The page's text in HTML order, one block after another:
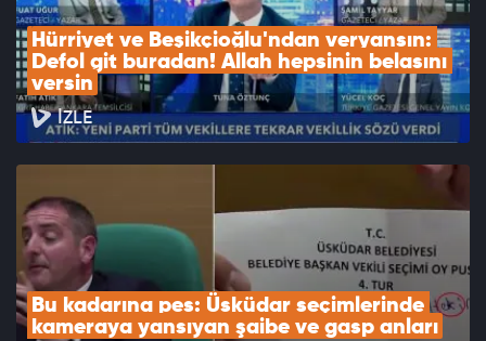
Hürriyet ve Beşikçioğlu'ndan veryansın:
Defol git buradan! Allah hepsinin belasını
versin
İZLE
Bu kadarına pes: Üsküdar seçimlerinde
kameraya yansıyan şaibe ve gasp anları